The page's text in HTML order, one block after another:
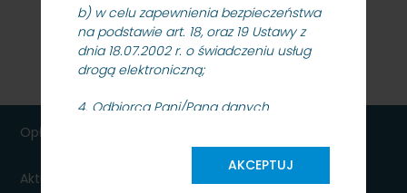
b) w celu zapewnienia bezpieczeństwa
na podstawie art. 18, oraz 19 Ustawy z
dnia 18.07.2002 r. o świadczeniu usług
drogą elektroniczną;
4. Odbiorcą Pani/Pana danych
współpracujące z PKP SKM oraz
upoważnione organy kontrolne, na
podstawie i w granicach określonych
AKCEPTUJ
Opłaty
Aktualności dla podróżnych